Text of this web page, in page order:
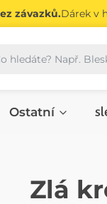
závazků.Dárek v
Ostatní
E-KNIHA
Zlá